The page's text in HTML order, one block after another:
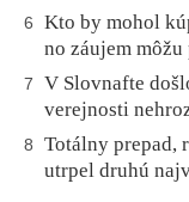
6
Kto by mohol
no záujem
7
V Slovnafte
verejnosti
8
Totálny prepad,
utrpel druhú